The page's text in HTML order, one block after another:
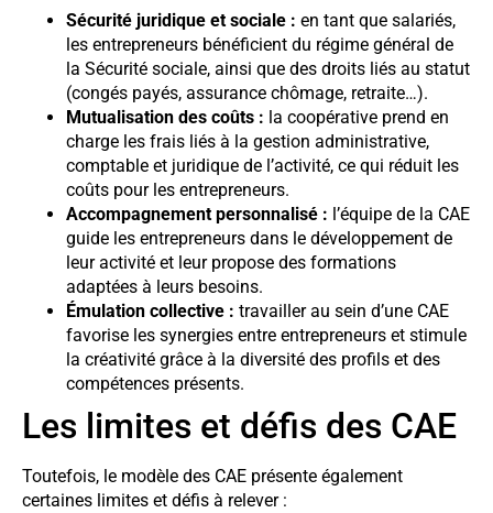
Sécurité juridique et sociale : en tant que salariés,
les entrepreneurs bénéficient du régime général de
la Sécurité sociale, ainsi que des droits liés au statut
(congés payés, assurance chômage, retraite…).
Mutualisation des coûts : la coopérative prend en
charge les frais liés à la gestion administrative,
comptable et juridique de l’activité, ce qui réduit les
coûts pour les entrepreneurs.
Accompagnement personnalisé : l’équipe de la CAE
guide les entrepreneurs dans le développement de
leur activité et leur propose des formations
adaptées à leurs besoins.
Émulation collective : travailler au sein d’une CAE
favorise les synergies entre entrepreneurs et stimule
la créativité grâce à la diversité des profils et des
compétences présents.
Les limites et défis des CAE
Toutefois, le modèle des CAE présente également
certaines limites et défis à relever :